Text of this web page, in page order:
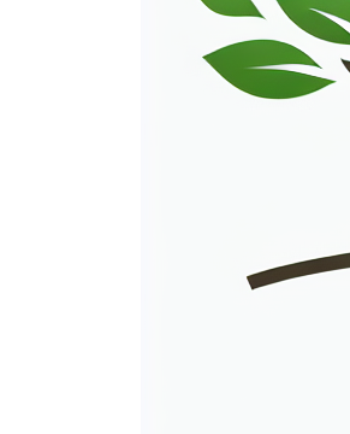
Indien leverings-,
De opgave van prijs
kunnen elementen
Kennelijke